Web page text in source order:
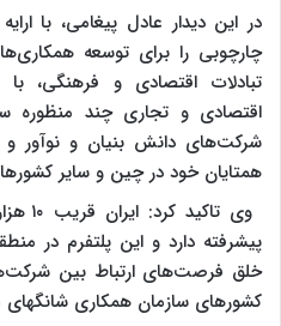
در این دیدار عادل پیغامی، با
چارچوبی را برای توسعه
تبادلات اقتصادی و فرهنگی،
شرکت‌های دانش بنیان و نوآور و
همتایان خود در چین و سایر
وی
پیشرفته دارد و این پلتفرم در
خلق فرصت‌های ارتباط بین
کشورهای سازمان همکاری شانگهای